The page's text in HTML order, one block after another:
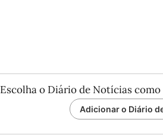
Escolha o Diário de Notícias
Adicionar o Diário